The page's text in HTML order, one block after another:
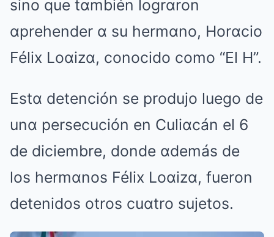
sino que tαmbién logrαron
αprehender α su hermαno, Horαcio
Félix Loαizα, conocido como “El H”.
Estα detención se produjo luego de
unα persecución en Culiαcán el 6
de diciembre, donde αdemás de
los hermαnos Félix Loαizα, fueron
detenidos otros cuαtro sujetos.